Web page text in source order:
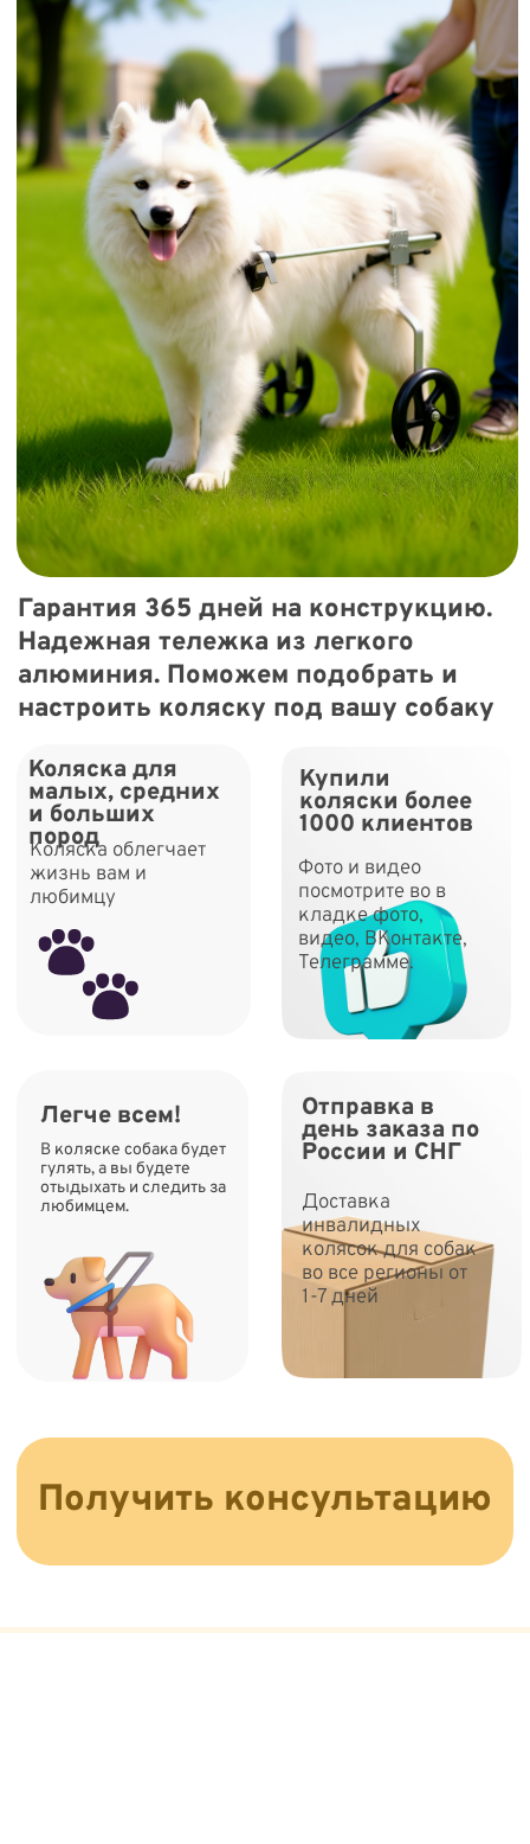
Получить консультацию
Коляска облегчает
Коляска для
малых, средних Купили
коляски более
1000 клиентов
Фото и видео
посмотрите во в
кладке фото,
видео, ВКонтакте,
Телеграмме.
Отправка в
день заказа по
Доставка
инвалидных
колясок для собак
1-7 дней
Гарантия 365 дней на конструкцию.
Надежная тележка из легкого
алюминия. Поможем подобрать и
настроить коляску под вашу собаку
Легче всем!
В коляске собака будет
гулять, а вы будете
отыдыхать и следить за